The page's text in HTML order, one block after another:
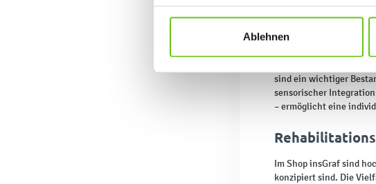
Datenschutzrichtlinien.
Ablehnen
Therapeuten
Unterstützung der
sind ein wichtiger
sensorischer
– ermöglicht eine
Im Shop insGraf sind
konzipiert sind. Die